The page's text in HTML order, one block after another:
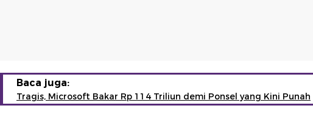
Baca juga:
Tragis, Microsoft Bakar Rp 114 Triliun demi Ponsel yang Kini Punah